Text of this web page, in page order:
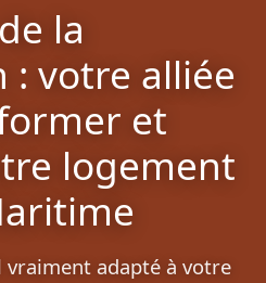
la
: votre alliée
et
logement
adapté à votre